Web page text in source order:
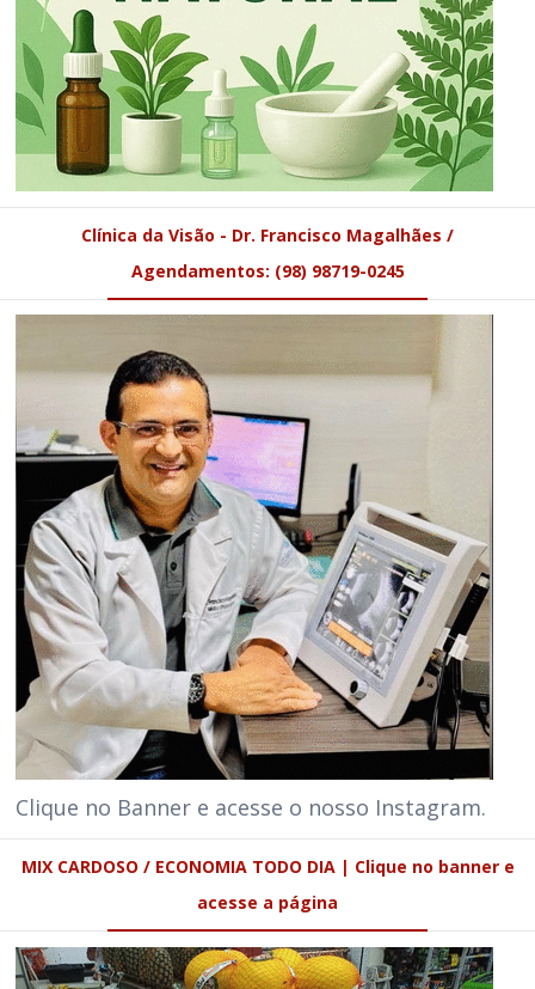
Clínica da Visão - Dr. Francisco Magalhães /
Agendamentos: (98) 98719-0245
Clique no Banner e acesse o nosso Instagram.
MIX CARDOSO / ECONOMIA TODO DIA | Clique no banner e
acesse a página